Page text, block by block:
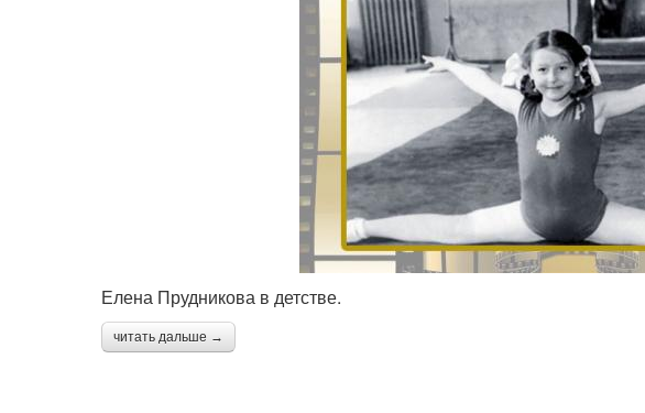
Елена Прудникова в детстве.
читать дальше →